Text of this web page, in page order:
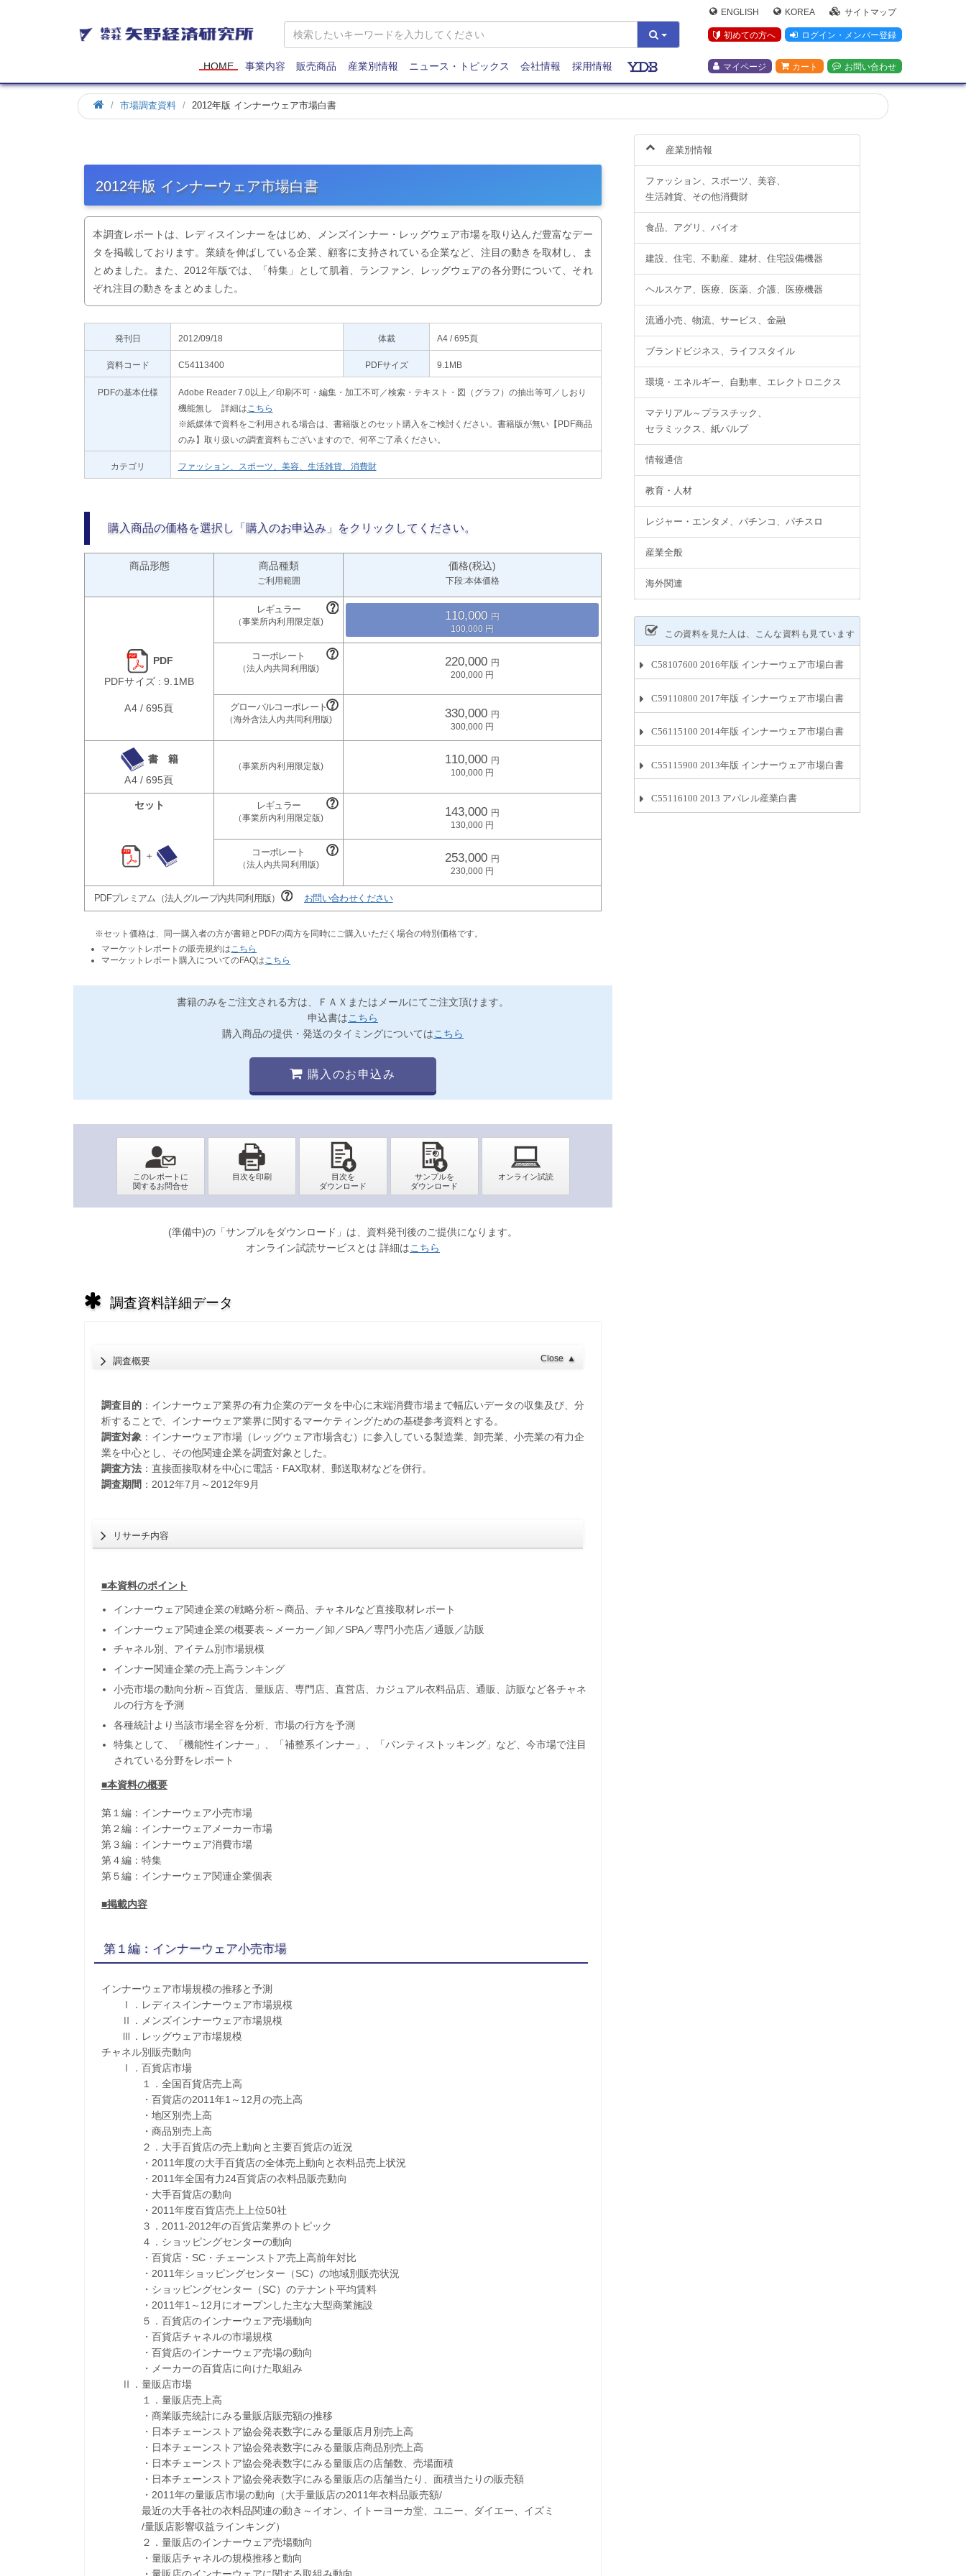
矢
野
研
究
所
ENGLISH KOREA サイトマップ
初めての方へ ログイン・メンバー登録
マイページ カート お問い合わせ
HOME 事業内容 販売商品 産業別情報 ニュース・トピックス 会社情報 採用情報
市場調査資料 2012年版 インナーウェア市場白書
2012年版 インナーウェア市場白書
本調査レポートは、レディスインナーをはじめ、メンズインナー・レッグウェア市場を取り込んだ豊富なデー
タを掲載しております。業績を伸ばしている企業、顧客に支持されている企業など、注目の動きを取材し、ま
とめました。また、2012年版では、「特集」として肌着、ランファン、レッグウェアの各分野について、それ
ぞれ注目の動きをまとめました。
発刊日 2012/09/18 体裁 A4 / 695頁
資料コード C54113400 PDFサイズ 9.1MB
PDFの基本仕様
Adobe Reader 7.0以上／印刷不可・編集・加工不可／検索・テキスト・図（グラフ）の抽出等可／しおり
機能無し 詳細は こちら
※紙媒体で資料をご利用される場合は、書籍版とのセット購入をご検討ください。書籍版が無い【PDF商品
のみ】取り扱いの調査資料もございますので、何卒ご了承ください。
カテゴリ ファッション、スポーツ、美容、生活雑貨、消費財
購入商品の価格を選択し「購入のお申込み」をクリックしてください。
商品形態 商品種類
ご利用範囲
価格(税込)
下段:本体価格
110,000
100,000
PDF
PDFサイズ : 9.1MB
220,000
200,000
A4 / 695頁 330,000
300,000
書 籍
A4 / 695頁
110,000
100,000
セット 143,000
130,000
＋ 253,000
230,000
PDFプレミアム（法人グループ内共同利用版） お問い合わせください
※セット価格は、同一購入者の方が書籍とPDFの両方を同時にご購入いただく場合の特別価格です。
マーケットレポートの販売規約は こちら
マーケットレポート購入についてのFAQは こちら
書籍のみをご注文される方は、ＦＡＸまたはメールにてご注文頂けます。
申込書はこちら
購入商品の提供・発送のタイミングについてはこちら
購入のお申込み
(準備中)の「サンプルをダウンロード」は、資料発刊後のご提供になります。
オンライン試読サービスとは 詳細はこちら
調査資料詳細データ
調査概要 Close ▲
調査目的：インナーウェア業界の有力企業のデータを中心に末端消費市場まで幅広いデータの収集及び、分
析することで、インナーウェア業界に関するマーケティングための基礎参考資料とする。
調査対象 ：インナーウェア市場（レッグウェア市場含む）に参入している製造業、卸売業、小売業の有力企
業を中心とし、その他関連企業を調査対象とした。
調査方法：直接面接取材を中心に電話・FAX取材、郵送取材などを併行。
調査期間 ：2012年7月～2012年9月
リサーチ内容
■本資料のポイント
インナーウェア関連企業の戦略分析～商品、チャネルなど直接取材レポート
インナーウェア関連企業の概要表～メーカー／卸／SPA／専門小売店／通販／訪販
チャネル別、アイテム別市場規模
インナー関連企業の売上高ランキング
小売市場の動向分析～百貨店、量販店、専門店、直営店、カジュアル衣料品店、通販、訪販など各チャネ
ルの行方を予測
各種統計より当該市場全容を分析、市場の行方を予測
特集として、「機能性インナー」、「補整系インナー」、「パンティストッキング」など、今市場で注目
されている分野をレポート
■本資料の概要
第１編：インナーウェア小売市場
第２編：インナーウェアメーカー市場
第３編：インナーウェア消費市場
第４編：特集
第５編：インナーウェア関連企業個表
■掲載内容
第１編：インナーウェア小売市場
インナーウェア市場規模の推移と予測
Ⅰ．レディスインナーウェア市場規模
Ⅱ．メンズインナーウェア市場規模
Ⅲ．レッグウェア市場規模
チャネル別販売動向
Ⅰ．百貨店市場
１．全国百貨店売上高
・百貨店の2011年1～12月の売上高
・地区別売上高
・商品別売上高
２．大手百貨店の売上動向と主要百貨店の近況
・2011年度の大手百貨店の全体売上動向と衣料品売上状況
・2011年全国有力24百貨店の衣料品販売動向
・大手百貨店の動向
・2011年度百貨店売上上位50社
３．2011-2012年の百貨店業界のトピック
４．ショッピングセンターの動向
・百貨店・SC・チェーンストア売上高前年対比
・2011年ショッピングセンター（SC）の地域別販売状況
・ショッピングセンター（SC）のテナント平均賃料
・2011年1～12月にオープンした主な大型商業施設
５．百貨店のインナーウェア売場動向
・百貨店チャネルの市場規模
・百貨店のインナーウェア売場の動向
・メーカーの百貨店に向けた取組み
Ⅱ．量販店市場
１．量販店売上高
・商業販売統計にみる量販店販売額の推移
・日本チェーンストア協会発表数字にみる量販店月別売上高
・日本チェーンストア協会発表数字にみる量販店商品別売上高
・日本チェーンストア協会発表数字にみる量販店の店舗数、売場面積
・日本チェーンストア協会発表数字にみる量販店の店舗当たり、面積当たりの販売額
・2011年の量販店市場の動向（大手量販店の2011年衣料品販売額/
最近の大手各社の衣料品関連の動き～イオン、イトーヨーカ堂、ユニー、ダイエー、イズミ
/量販店影響収益ラインキング）
２．量販店のインナーウェア売場動向
・量販店チャネルの規模推移と動向
・量販店のインナーウェアに関する取組み動向
産業別情報
ファッション、スポーツ、美容、
生活雑貨、その他消費財
食品、アグリ、バイオ
建設、住宅、不動産、建材、住宅設備機器
ヘルスケア、医療、医薬、介護、医療機器
流通小売、物流、サービス、金融
ブランドビジネス、ライフスタイル
環境・エネルギー、自動車、エレクトロニクス
マテリアル～プラスチック、
セラミックス、紙パルプ
情報通信
教育・人材
レジャー・エンタメ、パチンコ、パチスロ
産業全般
海外関連
この資料を見た人は、こんな資料も見ています
C58107600 2016年版 インナーウェア市場白書
C59110800 2017年版 インナーウェア市場白書
C56115100 2014年版 インナーウェア市場白書
C55115900 2013年版 インナーウェア市場白書
C55116100 2013 アパレル産業白書